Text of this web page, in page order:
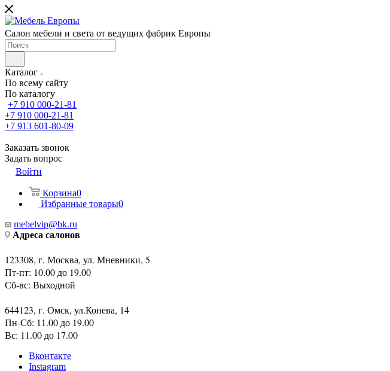
Салон мебели и света от ведущих фабрик Европы
Каталог
По всему сайту
По каталогу
+7 910 000-21-81
+7 910 000-21-81
+7 913 601-80-09
Заказать звонок
Задать вопрос
Войти
Корзина0
Избранные товары0
mebelvip@bk.ru
Адреса салонов
123308, г. Москва, ул. Мневники, 5
Пт-пт: 10.00 до 19.00
Сб-вс: Выходной
644123, г. Омск, ул.Конева, 14
Пн-Сб: 11.00 до 19.00
Вс: 11.00 до 17.00
Вконтакте
Instagram